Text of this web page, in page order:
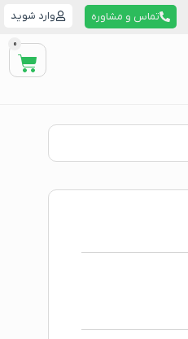
تماس و مشاوره وارد شوید
0